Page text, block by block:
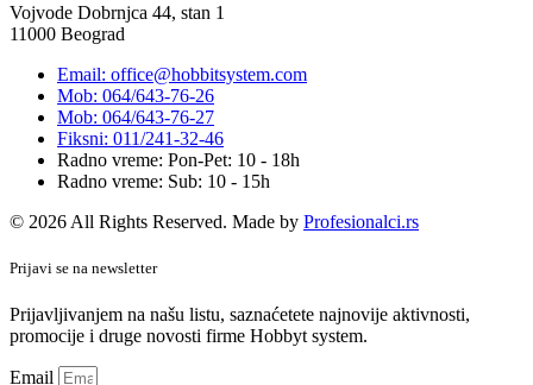
Vojvode Dobrnjca 44, stan 1
11000 Beograd
Email: office@hobbitsystem.com
Mob: 064/643-76-26
Mob: 064/643-76-27
Fiksni: 011/241-32-46
Radno vreme: Pon-Pet: 10 - 18h
Radno vreme: Sub: 10 - 15h
© 2026 All Rights Reserved. Made by Profesionalci.rs
Prijavi se na newsletter
Prijavljivanjem na našu listu, saznaćetete najnovije aktivnosti,
promocije i druge novosti firme Hobbyt system.
Email